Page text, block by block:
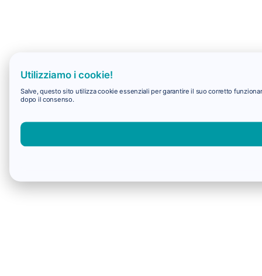
Utilizziamo i cookie!
Salve, questo sito utilizza cookie essenziali per garantire il suo corretto
dopo il consenso.